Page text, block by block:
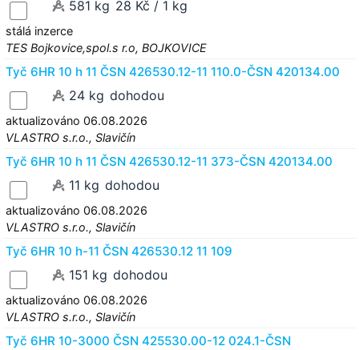
581 kg 28 Kč / 1 kg
stálá inzerce
TES Bojkovice,spol.s r.o, BOJKOVICE
Tyč 6HR 10 h 11 ČSN 426530.12-11 110.0-ČSN 420134.00
24 kg dohodou
aktualizováno 06.08.2026
VLASTRO s.r.o., Slavičín
Tyč 6HR 10 h 11 ČSN 426530.12-11 373-ČSN 420134.00
11 kg dohodou
aktualizováno 06.08.2026
VLASTRO s.r.o., Slavičín
Tyč 6HR 10 h-11 ČSN 426530.12 11 109
151 kg dohodou
aktualizováno 06.08.2026
VLASTRO s.r.o., Slavičín
Tyč 6HR 10-3000 ČSN 425530.00-12 024.1-ČSN